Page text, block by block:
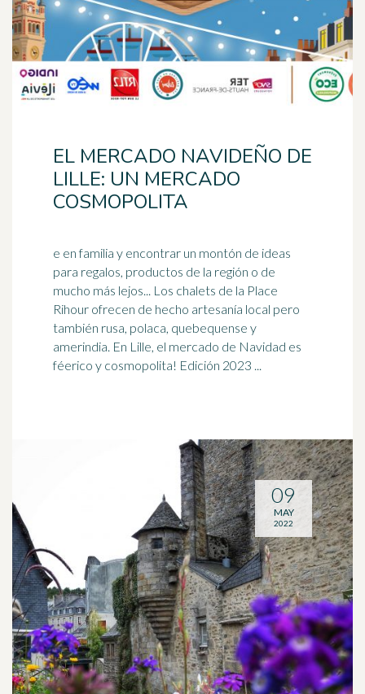
EL MERCADO NAVIDEÑO DE
LILLE: UN MERCADO
COSMOPOLITA
e en familia y encontrar un montón de ideas
para regalos, productos de la región o de
mucho más lejos... Los chalets de la Place
Rihour ofrecen de hecho artesanía local pero
también rusa, polaca, quebequense y
amerindia. En Lille, el mercado de Navidad es
féerico y cosmopolita! Edición 2023 ...
09
MAY
2022